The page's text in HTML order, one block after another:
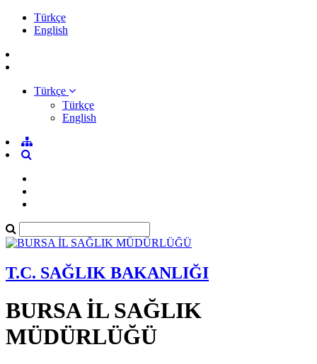
Türkçe
English
Türkçe
Türkçe
English
T.C. SAĞLIK BAKANLIĞI
BURSA İL SAĞLIK
MÜDÜRLÜĞÜ